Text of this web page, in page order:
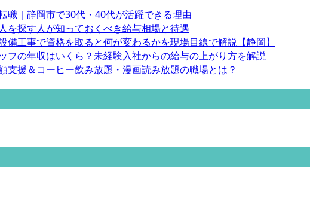
職｜静岡市で30代・40代が活躍できる理由
を探す人が知っておくべき給与相場と待遇
備工事で資格を取ると何が変わるかを現場目線で解説【静岡】
フの年収はいくら？未経験入社からの給与の上がり方を解説
支援＆コーヒー飲み放題・漫画読み放題の職場とは？